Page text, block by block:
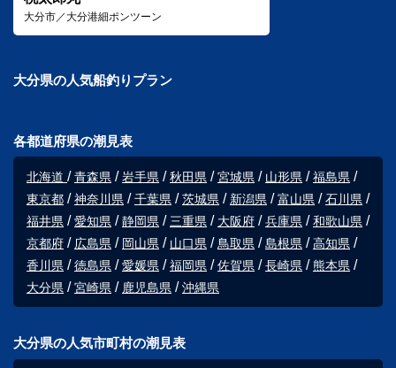
大分市／大分港細ポンツーン
大分県の人気船釣りプラン
各都道府県の潮見表
北海道 青森県 岩手県 秋田県 宮城県 山形県
福島県
東京都
神奈川県 千葉県 茨城県 新潟県 富山県
石川県
福井県
愛知県 静岡県 三重県 大阪府 兵庫県
和歌山県
京都府
広島県 岡山県 山口県 鳥取県 島根県
高知県
香川県
徳島県 愛媛県 福岡県 佐賀県 長崎県
熊本県
大分県
宮崎県 鹿児島県 沖縄県
大分県の人気市町村の潮見表